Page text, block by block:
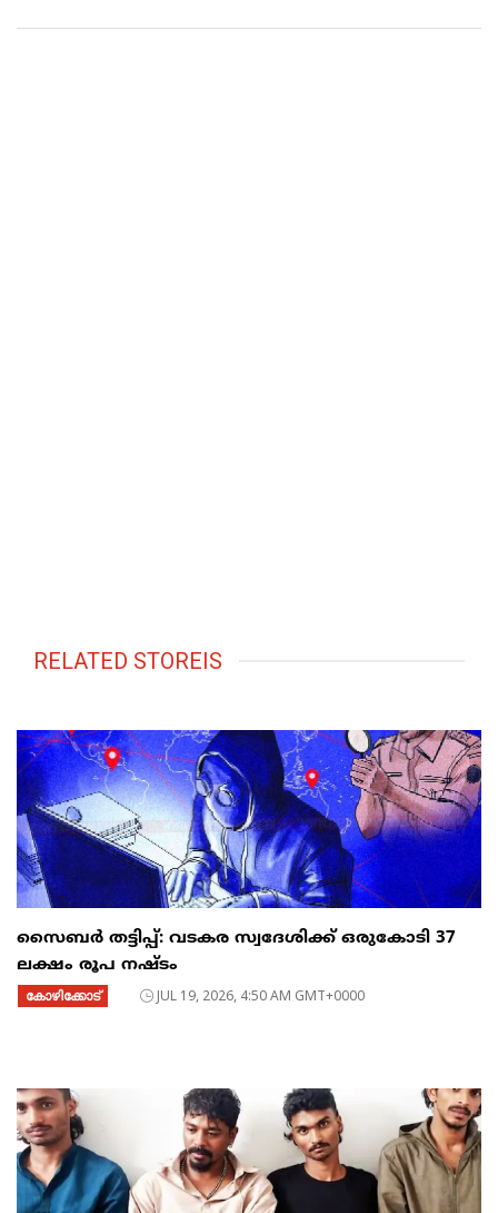
RELATED STOREIS
സൈബര്‍ തട്ടിപ്പ്: വടകര സ്വദേശിക്ക് ഒരുകോടി 37
ലക്ഷം രൂപ നഷ്ടം
കോഴിക്കോട് JUL 19, 2026, 4:50 AM GMT+0000